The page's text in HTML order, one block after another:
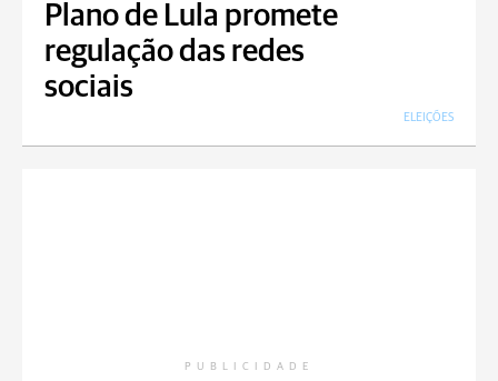
Plano de Lula promete
regulação das redes
sociais
ELEIÇÕES
PUBLICIDADE